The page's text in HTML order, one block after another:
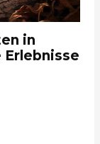
in
Erlebnisse